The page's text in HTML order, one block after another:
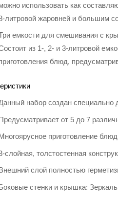
использовать как
литровой жаровней и большим
емкости для смешивания с
из 1-, 2- и 3-литровой
блюд,
набор создан
от 5 до 7
приготовление
слойная, толстостенная
слой полностью
стенки и крышка: